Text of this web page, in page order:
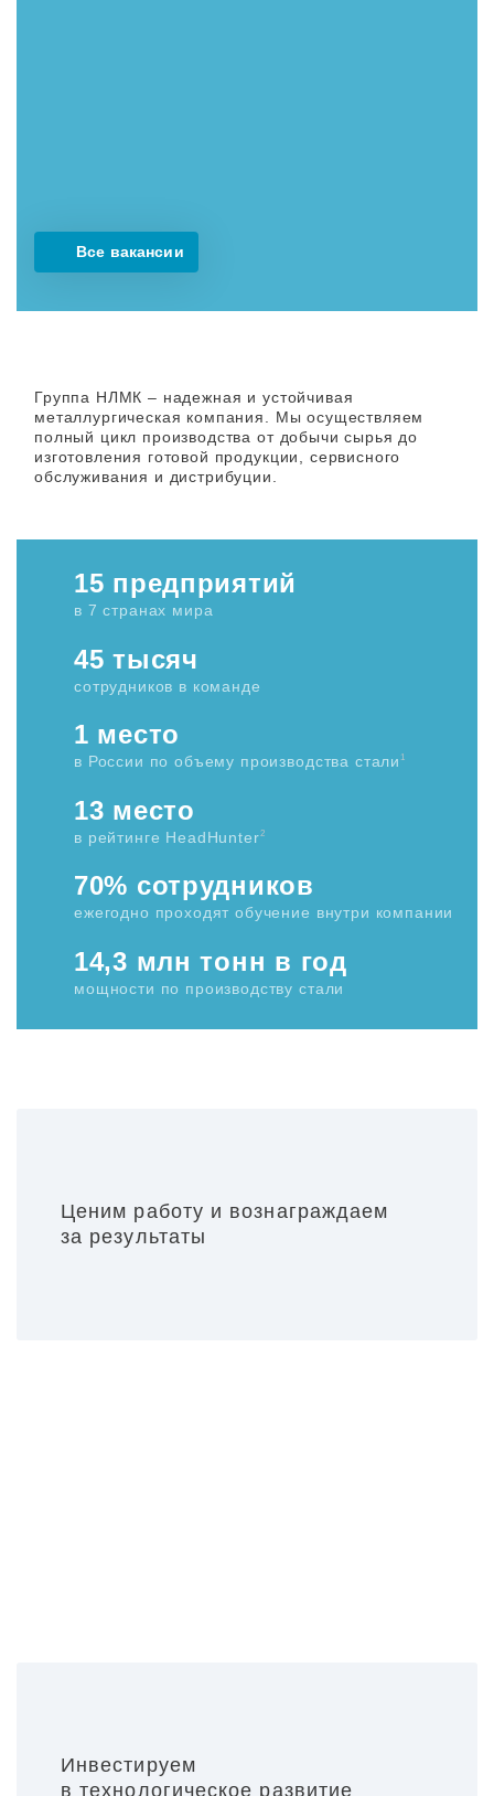
Все вакансии
Группа НЛМК – надежная и устойчивая
металлургическая компания. Мы осуществляем
полный цикл производства от добычи сырья до
изготовления готовой продукции, сервисного
обслуживания и дистрибуции.
15 предприятий
в 7 странах мира
45 тысяч
сотрудников в команде
1 место
в России по объему производства стали1
13 место
в рейтинге HeadHunter2
70% сотрудников
ежегодно проходят обучение внутри компании
14,3 млн тонн в год
мощности по производству стали
Ценим работу и вознаграждаем
за результаты
Инвестируем
в технологическое развитие